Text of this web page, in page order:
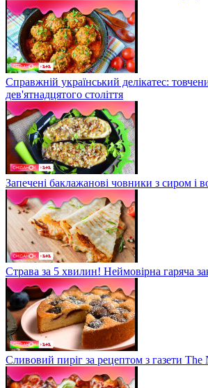
Справжній український делікатес:
дев'ятнадцятого століття
Запечені баклажанові човники з сиром і
Страва за 5 хвилин! Неймовірна гаряча
Сливовий пиріг за рецептом з газети The